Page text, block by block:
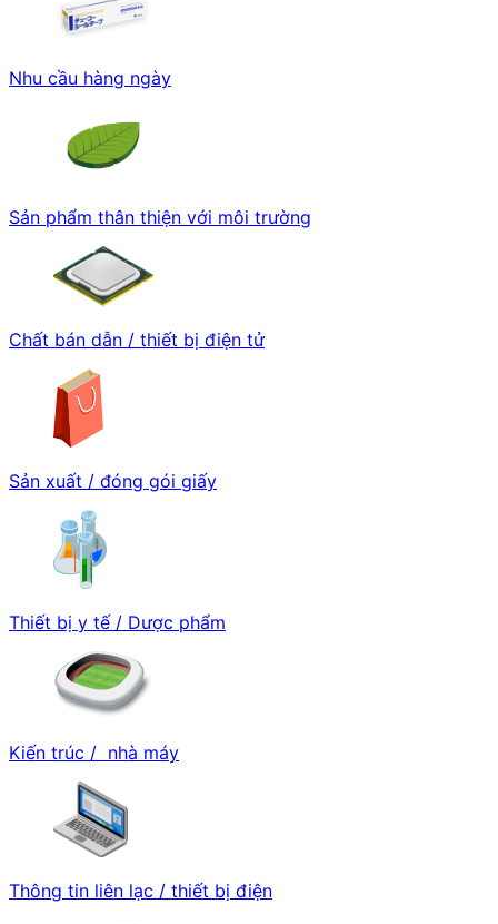
Nhu cầu hàng ngày
Sản phẩm thân thiện với môi trường
Chất bán dẫn / thiết bị điện tử
Sản xuất / đóng gói giấy
Thiết bị y tế / Dược phẩm
Kiến trúc / nhà máy
Thông tin liên lạc / thiết bị điện